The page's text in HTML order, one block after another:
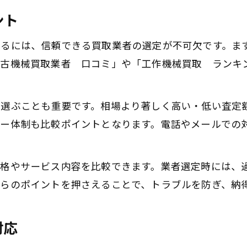
失敗しない業者選びで資産化を実現
工作機械買取で信頼できる業者の見分け方
中古機械買取業者選定で重視すべき基準
古い機械買取に強い業者の特徴と探し方
機械買取相場を基準にする業者比較の方法
工作機械買取を利用した資金化の流れ
中古機械買取業者への効果的な相談方法
には、信頼できる買取業者の選定が不可欠です。
機械買取業者 口コミ」や「工作機械買取 ランキ
ぶことも重要です。相場より著しく高い・低い査
体制も比較ポイントとなります。電話やメールで
やサービス内容を比較できます。業者選定時には
ポイントを押さえることで、トラブルを防ぎ、納